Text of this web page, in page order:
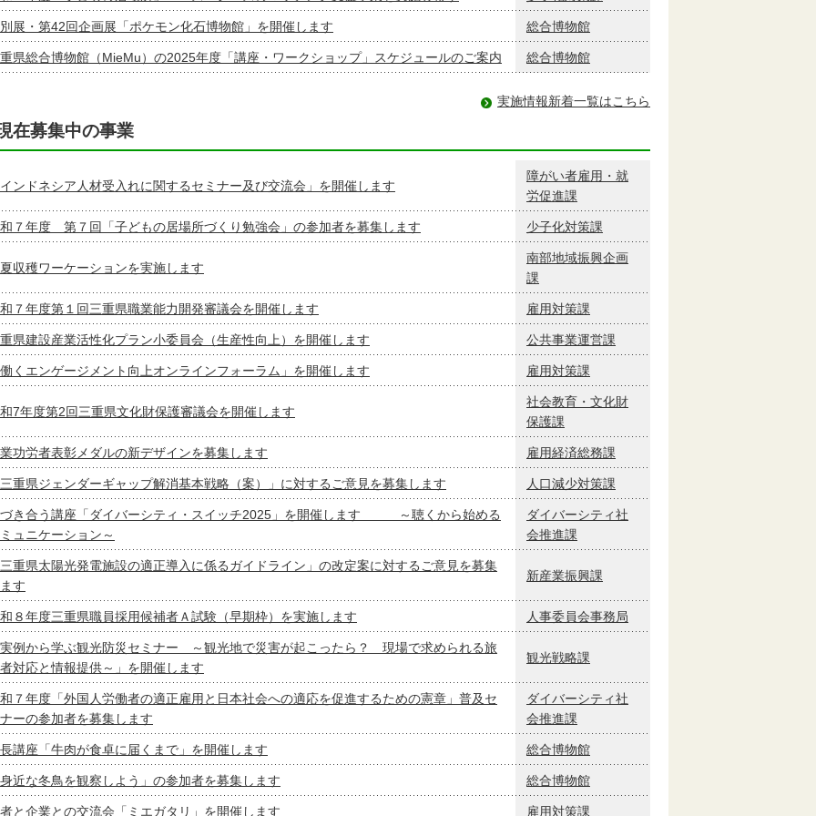
展・第42回企画展「ポケモン化石博物館」を開催します 総合博物館
県総合博物館（MieMu）の2025年度「講座・ワークショップ」スケジュールのご案内 総合博物館
実施情報新着一覧はこちら
在募集中の事業
インドネシア人材受入れに関するセミナー及び交流会」を開催します
障がい者雇用・就
労促進課
７年度 第７回「子どもの居場所づくり勉強会」の参加者を募集します 少子化対策課
収穫ワーケーションを実施します
南部地域振興企画
課
７年度第１回三重県職業能力開発審議会を開催します 雇用対策課
県建設産業活性化プラン小委員会（生産性向上）を開催します 公共事業運営課
働くエンゲージメント向上オンラインフォーラム」を開催します 雇用対策課
7年度第2回三重県文化財保護審議会を開催します
社会教育・文化財
保護課
功労者表彰メダルの新デザインを募集します 雇用経済総務課
三重県ジェンダーギャップ解消基本戦略（案）」に対するご意見を募集します 人口減少対策課
き合う講座「ダイバーシティ・スイッチ2025」を開催します ～聴くから始める
ュニケーション～
ダイバーシティ社
会推進課
三重県太陽光発電施設の適正導入に係るガイドライン」の改定案に対するご意見を募集
す
新産業振興課
８年度三重県職員採用候補者Ａ試験（早期枠）を実施します 人事委員会事務局
実例から学ぶ観光防災セミナー ～観光地で災害が起こったら？ 現場で求められる旅
対応と情報提供～」を開催します
観光戦略課
７年度「外国人労働者の適正雇用と日本社会への適応を促進するための憲章」普及セ
ナーの参加者を募集します
ダイバーシティ社
会推進課
講座「牛肉が食卓に届くまで」を開催します 総合博物館
身近な冬鳥を観察しよう」の参加者を募集します 総合博物館
と企業との交流会「ミエガタリ」を開催します 雇用対策課